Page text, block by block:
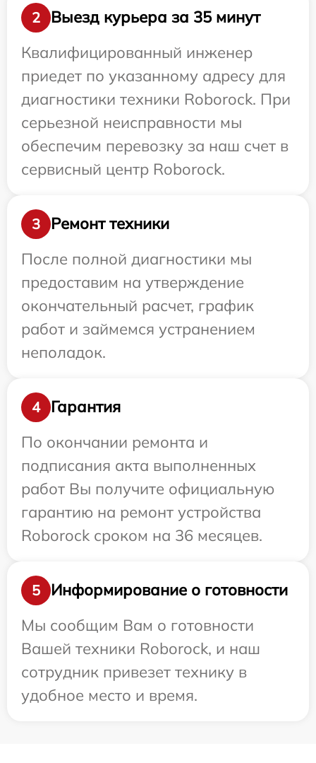
2
Выезд курьера за 35 минут
Квалифицированный инженер
приедет по указанному адресу для
диагностики техники Roborock. При
серьезной неисправности мы
обеспечим перевозку за наш счет в
сервисный центр Roborock.
3
Ремонт техники
После полной диагностики мы
предоставим на утверждение
окончательный расчет, график
работ и займемся устранением
неполадок.
4
Гарантия
По окончании ремонта и
подписания акта выполненных
работ Вы получите официальную
гарантию на ремонт устройства
Roborock сроком на 36 месяцев.
5
Информирование о готовности
Мы сообщим Вам о готовности
Вашей техники Roborock, и наш
сотрудник привезет технику в
удобное место и время.